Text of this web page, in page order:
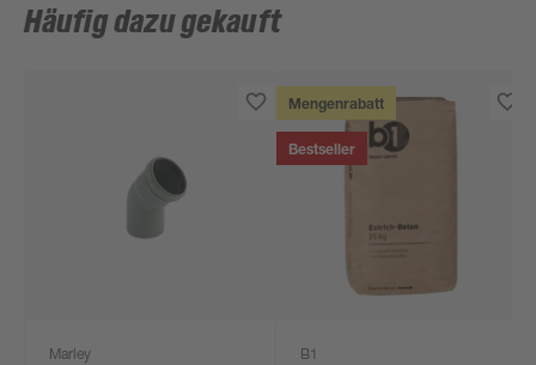
Häufig dazu gekauft
Marley
Mengenrabatt
Bestseller
B1